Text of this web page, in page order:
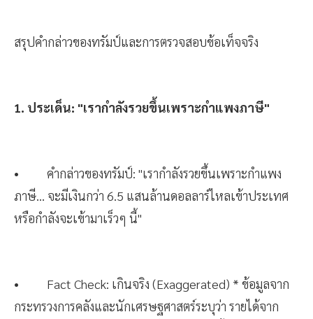
สรุปคำกล่าวของทรัมป์และการตรวจสอบข้อเท็จจริง
1. ประเด็น: "เรากำลังรวยขึ้นเพราะกำแพงภาษี"
• คำกล่าวของทรัมป์: "เรากำลังรวยขึ้นเพราะกำแพง
ภาษี... จะมีเงินกว่า 6.5 แสนล้านดอลลาร์ไหลเข้าประเทศ
หรือกำลังจะเข้ามาเร็วๆ นี้"
• Fact Check: เกินจริง (Exaggerated) * ข้อมูลจาก
กระทรวงการคลังและนักเศรษฐศาสตร์ระบุว่า รายได้จาก